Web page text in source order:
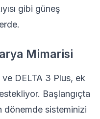
gibi güneş
Mimarisi
DELTA 3 Plus, ek
Başlangıçta
dönemde sisteminizi